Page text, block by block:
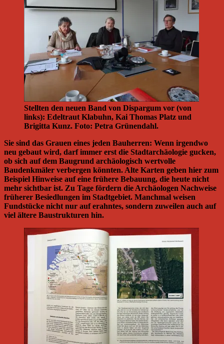
Stellten den neuen Band von Dispargum vor (von
links): Edeltraut Klabuhn, Kai Thomas Platz und
Brigitta Kunz. Foto: Petra Grünendahl.
Sie sind das Grauen eines jeden Bauherren: Wenn irgendwo
neu gebaut wird, darf immer erst die Stadtarchäologie gucken,
ob sich auf dem Baugrund archäologisch wertvolle
Baudenkmäler verbergen könnten. Alte Karten geben hier zum
Beispiel Hinweise auf eine frühere Bebauung, die heute nicht
mehr sichtbar ist. Zu Tage fördern die Archäologen Nachweise
früherer Besiedlungen im Stadtgebiet. Manchmal weisen
Fundstücke nicht nur auf erahntes, sondern zuweilen auch auf
viel ältere Baustrukturen hin.